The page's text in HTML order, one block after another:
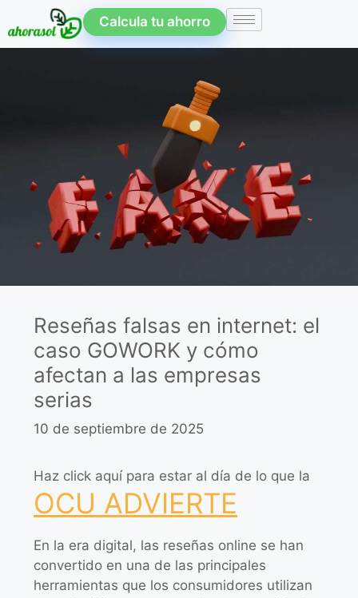
Calcula tu ahorro
Reseñas falsas en internet: el
caso GOWORK y cómo
afectan a las empresas
serias
10 de septiembre de 2025
Haz click aquí para estar al día de lo que la
OCU ADVIERTE
En la era digital, las reseñas online se han
convertido en una de las principales
herramientas que los consumidores utilizan